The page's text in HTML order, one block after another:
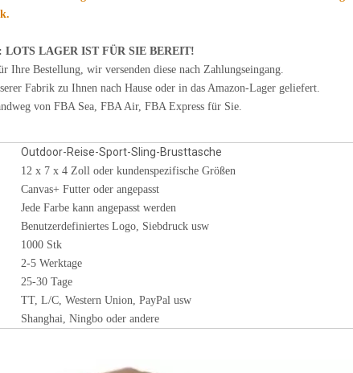
LAGER IST FÜR SIE BEREIT!
Ihre Bestellung, wir versenden diese nach Zahlungseingang.
Fabrik zu Ihnen nach Hause oder in das Amazon-Lager geliefert.
von FBA Sea, FBA Air, FBA Express für Sie.
Outdoor-Reise-Sport-Sling-Brusttasche
12 x 7 x 4 Zoll oder kundenspezifische Größen
Canvas+ Futter oder angepasst
Jede Farbe kann angepasst werden
Benutzerdefiniertes Logo, Siebdruck usw
1000 Stk
2-5 Werktage
25-30 Tage
TT, L/C, Western Union, PayPal usw
Shanghai, Ningbo oder andere